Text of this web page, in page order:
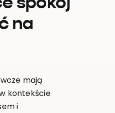
na
mają
kontekście
i